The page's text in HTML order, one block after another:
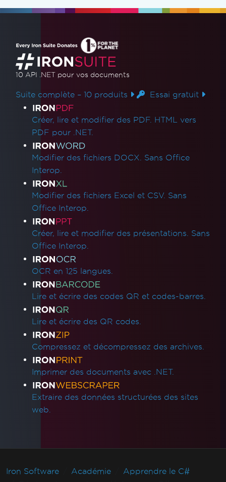
10 API .NET pour vos documents
Suite complète – 10 produits Essai gratuit
Liens des produits
Créer, lire et modifier des PDF. HTML vers
PDF pour .NET.
Modifier des fichiers DOCX. Sans Office
Interop.
Modifier des fichiers Excel et CSV. Sans
Office Interop.
Créer, lire et modifier des présentations. Sans
Office Interop.
OCR en 125 langues.
Lire et écrire des codes QR et codes-barres.
Lire et écrire des QR codes.
Compressez et décompressez des archives.
Imprimer des documents avec .NET.
Extraire des données structurées des sites
web.
Iron Software Académie
Apprendre le C#